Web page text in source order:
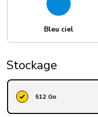
Bleu ciel
Stockage
512 Go